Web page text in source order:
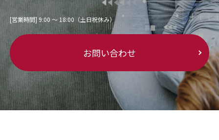
[営業時間] 9:00 〜 18:00（土日祝休み）
お問い合わせ